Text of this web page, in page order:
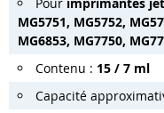
MG5751, MG5752,
MG6853, MG7750,
Contenu : 15 / 7 ml
Capacité